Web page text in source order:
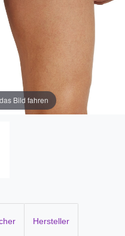
Bild fahren
Hersteller